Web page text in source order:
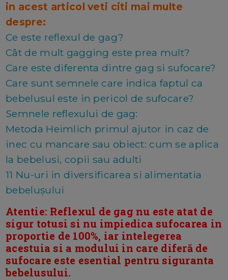
in acest articol veti citi mai multe
despre:
Ce este reflexul de gag?
Cât de mult gagging este prea mult?
Care este diferenta dintre gag si sufocare?
Care sunt semnele care indica faptul ca
bebelusul este in pericol de sufocare?
Semnele reflexului de gag:
Metoda Heimlich primul ajutor in caz de
inec cu mancare sau obiect: cum se aplica
la bebelusi, copii sau adulti
11 Nu-uri in diversificarea si alimentatia
bebelușului
Atentie: Reflexul de gag nu este atat de
sigur totusi si nu impiedica sufocarea in
proportie de 100%, iar intelegerea
acestuia si a modului in care diferă de
sufocare este esential pentru siguranta
bebelusului.